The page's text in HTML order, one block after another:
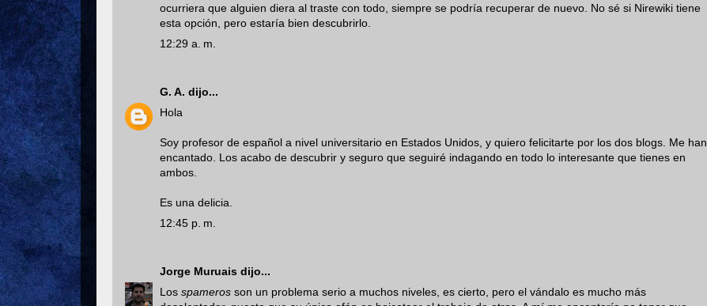
ocurriera que alguien diera al traste con todo, siempre se podría recuperar de nuevo. No sé si Nirewiki tiene
esta opción, pero estaría bien descubrirlo.
12:29 a. m.
G. A. dijo...
Hola
Soy profesor de español a nivel universitario en Estados Unidos, y quiero felicitarte por los dos blogs. Me han
encantado. Los acabo de descubrir y seguro que seguiré indagando en todo lo interesante que tienes en
ambos.
Es una delicia.
12:45 p. m.
Jorge Muruais dijo...
Los spameros son un problema serio a muchos niveles, es cierto, pero el vándalo es mucho más